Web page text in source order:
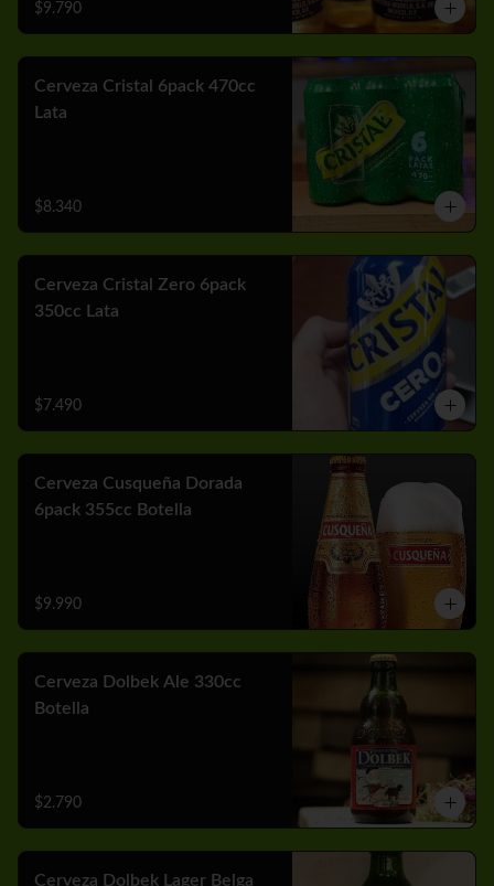
$9.790
Cerveza Cristal 6pack 470cc
Lata
$8.340
Cerveza Cristal Zero 6pack
350cc Lata
$7.490
Cerveza Cusqueña Dorada
6pack 355cc Botella
$9.990
Cerveza Dolbek Ale 330cc
Botella
$2.790
Cerveza Dolbek Lager Belga